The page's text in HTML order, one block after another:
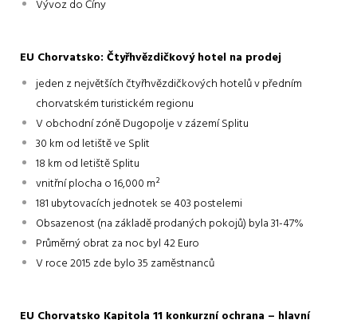
Vývoz do Číny
EU Chorvatsko: Čtyřhvězdičkový hotel na prodej
jeden z největších čtyřhvězdičkových hotelů v předním
chorvatském turistickém regionu
V obchodní zóně Dugopolje v zázemí Splitu
30 km od letiště ve Split
18 km od letiště Splitu
vnitřní plocha o 16,000 m²
181 ubytovacích jednotek se 403 postelemi
Obsazenost (na základě prodaných pokojů) byla 31-47%
Průměrný obrat za noc byl 42 Euro
V roce 2015 zde bylo 35 zaměstnanců